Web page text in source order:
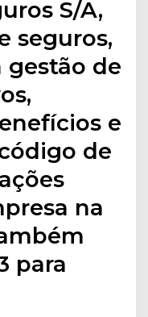
S/A,
seguros,
gestão de
e
de
na
para